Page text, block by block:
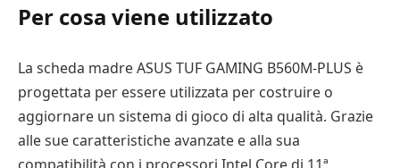
Per cosa viene utilizzato
La scheda madre ASUS TUF GAMING B560M-PLUS è
progettata per essere utilizzata per costruire o
aggiornare un sistema di gioco di alta qualità. Grazie
alle sue caratteristiche avanzate e alla sua